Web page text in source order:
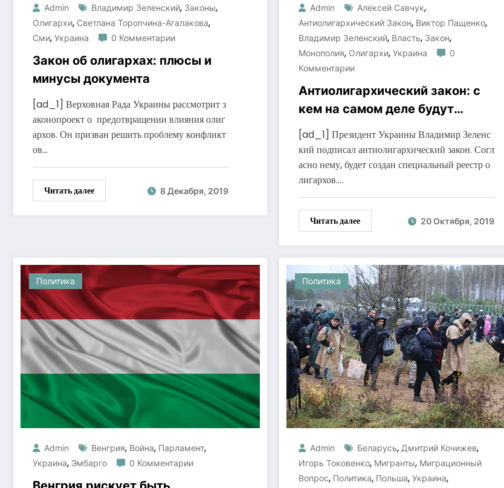
Admin Владимир Зеленский, Законы,
Олигархи, Светлана Торопчина-Агалакова,
Сми, Украина 0 Комментарии
Закон об олигархах: плюсы и
минусы документа
[ad_1] Верховная Рада Украины рассмотрит з
аконопроект о предотвращении влияния олиг
архов. Он призван решить проблему конфликт
ов…
Читать далее 8 Декабря, 2019
Admin Алексей Савчук,
Антиолигархический Закон, Виктор Пащенко,
Владимир Зеленский, Власть, Закон,
Монополия, Олигархи, Украина
0
Комментарии
Антиолигархический закон: с
кем на самом деле будут
бороться?
[ad_1] Президент Украины Владимир Зеленс
кий подписал антиолигархический закон. Согл
асно нему, будет создан специальный реестр о
лигархов.…
Читать далее 20 Октября, 2019
Политика
Admin Венгрия, Война, Парламент,
Украина, Эмбарго 0 Комментарии
Политика
Admin Беларусь, Дмитрий Кочижев,
Игорь Токовенко, Мигранты, Миграционный
Вопрос, Политика, Польша, Украина,